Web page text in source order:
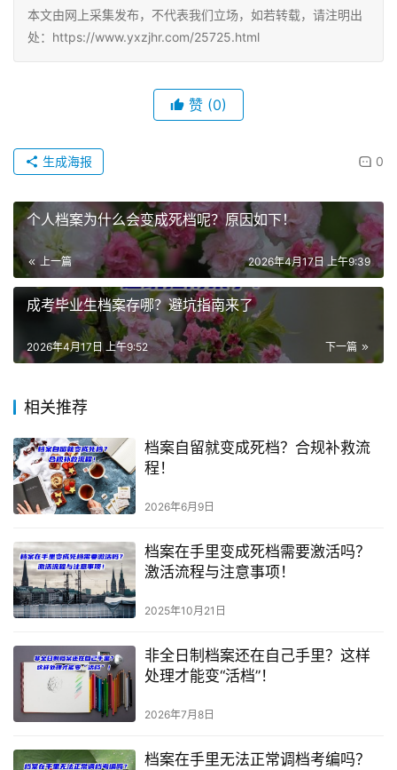
本文由网上采集发布，不代表我们立场，如若转载，请注明出
处：https://www.yxzjhr.com/25725.html
赞 (0)
0
生成海报
个人档案为什么会变成死档呢？原因如下！
上一篇 2026年4月17日 上午9:39
成考毕业生档案存哪？避坑指南来了
下一篇
2026年4月17日 上午9:52
相关推荐
档案自留就变成死档？合规补救流
程！
2026年6月9日
档案在手里变成死档需要激活吗？
激活流程与注意事项！
2025年10月21日
非全日制档案还在自己手里？这样
处理才能变“活档”！
2026年7月8日
档案在手里无法正常调档考编吗？